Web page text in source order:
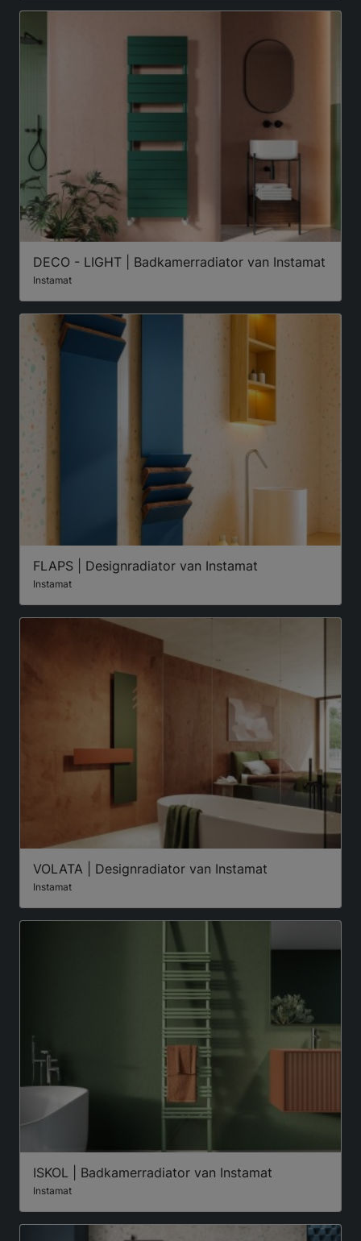
DECO - LIGHT | Badkamerradiator van Instamat
Instamat
FLAPS | Designradiator van Instamat
Instamat
VOLATA | Designradiator van Instamat
Instamat
ISKOL | Badkamerradiator van Instamat
Instamat